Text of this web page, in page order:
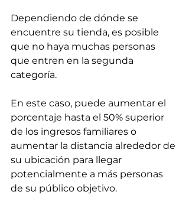
Dependiendo de dónde se
encuentre su tienda, es posible
que no haya muchas personas
que entren en la segunda
categoría.
En este caso, puede aumentar el
porcentaje hasta el 50% superior
de los ingresos familiares o
aumentar la distancia alrededor de
su ubicación para llegar
potencialmente a más personas
de su público objetivo.